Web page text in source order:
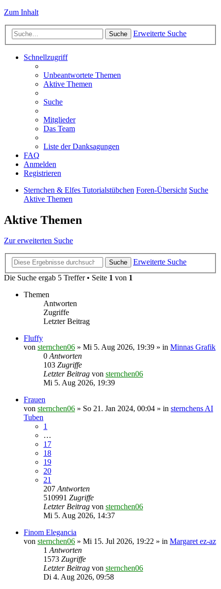
Zum Inhalt
Suche Erweiterte Suche
Schnellzugriff
Unbeantwortete Themen
Aktive Themen
Suche
Mitglieder
Das Team
Liste der Danksagungen
FAQ
Anmelden
Registrieren
Sternchen & Elfes Tutorialstübchen Foren-Übersicht Suche
Aktive Themen
Aktive Themen
Zur erweiterten Suche
Suche
Erweiterte Suche
Die Suche ergab 5 Treffer • Seite 1 von 1
Themen
Antworten
Zugriffe
Letzter Beitrag
Fluffy
von sternchen06 » Mi 5. Aug 2026, 19:39 » in Minnas Grafik
0 Antworten
103 Zugriffe
Letzter Beitrag von sternchen06
Mi 5. Aug 2026, 19:39
Frauen
von sternchen06 » So 21. Jan 2024, 00:04 » in sternchens AI
Tuben
1
…
17
18
19
20
21
207 Antworten
510991 Zugriffe
Letzter Beitrag von sternchen06
Mi 5. Aug 2026, 14:37
Finom Elegancia
von sternchen06 » Mi 15. Jul 2026, 19:22 » in Margaret ez-az
1 Antworten
1573 Zugriffe
Letzter Beitrag von sternchen06
Di 4. Aug 2026, 09:58